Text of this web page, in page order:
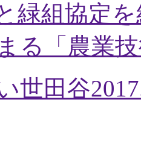
緑組協定
る「農業
世田谷